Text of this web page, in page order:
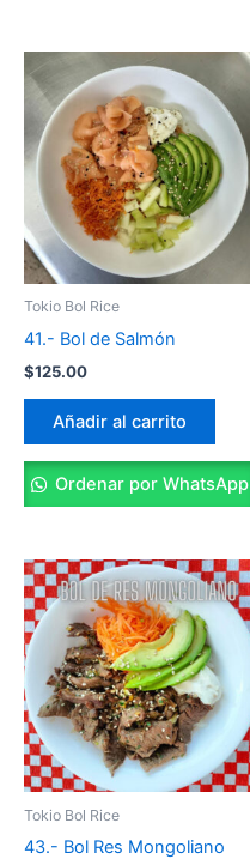
Tokio Bol Rice
41.- Bol de Salmón
$125.00
Añadir al carrito
Ordenar por WhatsApp
Tokio Bol Rice
43.- Bol Res Mongoliano